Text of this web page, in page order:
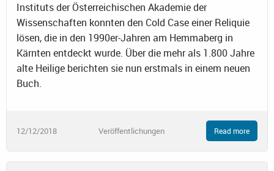
Instituts der Österreichischen Akademie der
Wissenschaften konnten den Cold Case einer Reliquie
lösen, die in den 1990er-Jahren am Hemmaberg in
Kärnten entdeckt wurde. Über die mehr als 1.800 Jahre
alte Heilige berichten sie nun erstmals in einem neuen
Buch.
12/12/2018 Veröffentlichungen Read more